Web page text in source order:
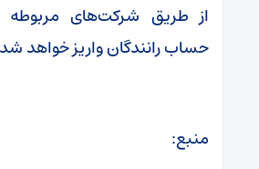
از طریق شرکت‌های
حساب رانندگان واریز خواهد
منبع: